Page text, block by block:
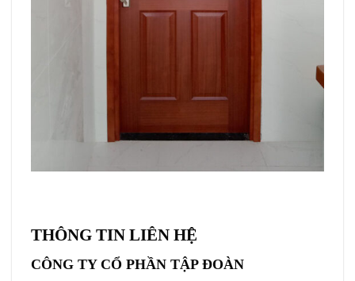
THÔNG TIN LIÊN HỆ
CÔNG TY CỔ PHẦN TẬP ĐOÀN